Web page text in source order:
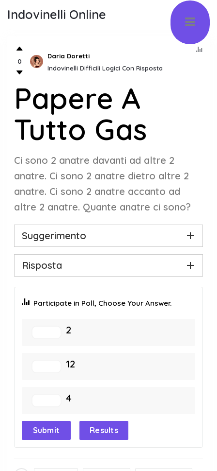
Indovinelli Online
0
Daria Doretti
Indovinelli Difficili Logici Con Risposta
Papere A
Tutto Gas
Ci sono 2 anatre davanti ad altre 2
anatre. Ci sono 2 anatre dietro altre 2
anatre. Ci sono 2 anatre accanto ad
altre 2 anatre. Quante anatre ci sono?
Suggerimento
Risposta
Participate in Poll, Choose Your Answer.
2
12
4
Submit Results